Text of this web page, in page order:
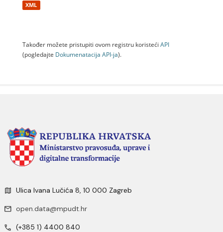
XML
Također možete pristupiti ovom registru koristeći API
(pogledajte Dokumenаtаcijа API-jа).